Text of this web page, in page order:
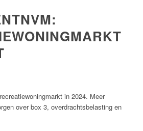
in 2024. Meer
over box 3, overdrachtsbelasting en